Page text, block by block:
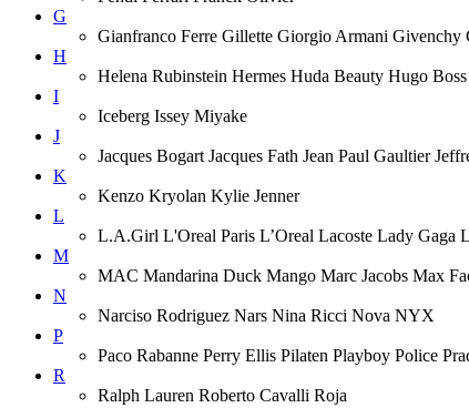
G
Gianfranco Ferre Gillette Giorgio Armani Givenchy
H
Helena Rubinstein Hermes Huda Beauty Hugo Boss
I
Iceberg Issey Miyake
J
Jacques Bogart Jacques Fath Jean Paul Gaultier
K
Kenzo Kryolan Kylie Jenner
L
L.A.Girl L'Oreal Paris L’Oreal Lacoste Lady
M
MAC Mandarina Duck Mango Marc Jacobs Max
N
Narciso Rodriguez Nars Nina Ricci Nova NYX
P
Paco Rabanne Perry Ellis Pilaten Playboy Police
R
Ralph Lauren Roberto Cavalli Roja